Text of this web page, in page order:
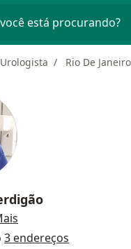
está procurando?
Urologista Rio De Janeiro
3 endereços